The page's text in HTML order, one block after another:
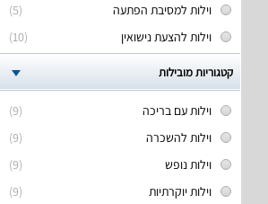
(5)
וילות למסיבת הפתעה
(10)
וילות להצעת נישואין
קטגוריות מובילות
(9)
וילות עם בריכה
(9)
וילות להשכרה
(9)
וילות נופש
(9)
וילות יוקרתיות